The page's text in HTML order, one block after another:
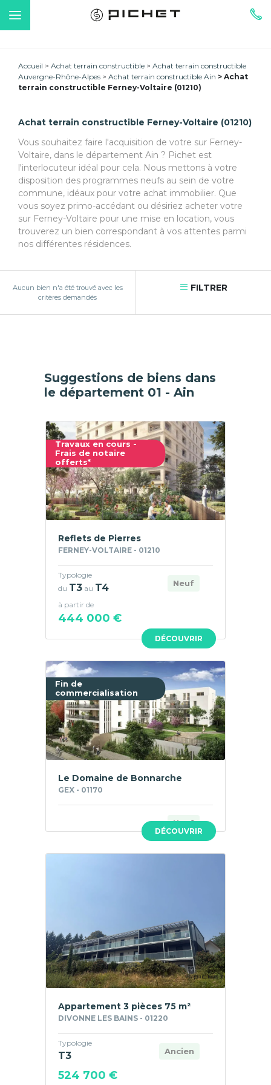
Accueil Achat terrain constructible
Achat terrain constructible
Auvergne-Rhône-Alpes
Achat terrain constructible Ain
Achat
terrain constructible Ferney-Voltaire (01210)
Achat terrain constructible Ferney-Voltaire (01210)
Vous souhaitez faire l'acquisition de votre sur Ferney-
Voltaire, dans le département Ain ? Pichet est
l'interlocuteur idéal pour cela. Nous mettons à votre
disposition des programmes neufs au sein de votre
commune, idéaux pour votre achat immobilier. Que
vous soyez primo-accédant ou désiriez acheter votre
sur Ferney-Voltaire pour une mise en location, vous
trouverez un bien correspondant à vos attentes parmi
nos différentes résidences.
Aucun bien n'a été trouvé avec les
critères demandés
FILTRER
Suggestions de biens dans
le département 01 - Ain
Travaux en cours -
Frais de notaire
offerts*
DÉCOUVRIR
Reflets de Pierres
FERNEY-VOLTAIRE - 01210
Neuf
Typologie
du T3 au T4
à partir de
444 000 €
Fin de
commercialisation
DÉCOUVRIR
Le Domaine de Bonnarche
GEX - 01170
Neuf
Appartement 3 pièces 75 m²
DIVONNE LES BAINS - 01220
Ancien
Typologie
T3
524 700 €